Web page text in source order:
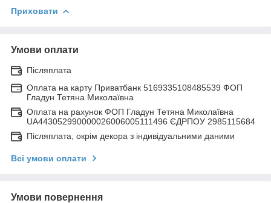
Приховати
Умови оплати
Післяплата
Оплата на карту Приватбанк 5169335108485539 ФОП
Гладун Тетяна Миколаївна
Оплата на рахунок ФОП Гладун Тетяна Миколаївна
UA443052990000026006005111496 ЄДРПОУ 2985115684
Післяплата, окрім декора з індивідуальними даними
Всі умови оплати
Умови повернення